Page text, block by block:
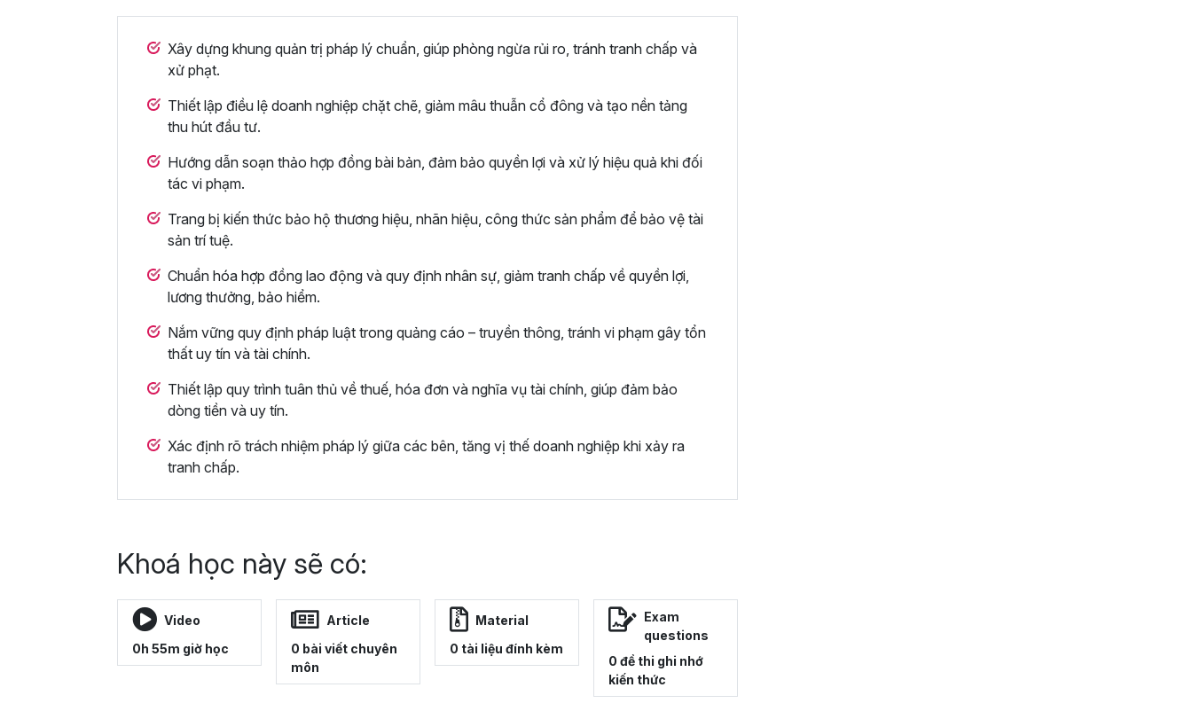
Xây dựng khung quản trị pháp lý chuẩn, giúp phòng ngừa rủi ro, tránh tranh chấp và
xử phạt.
Thiết lập điều lệ doanh nghiệp chặt chẽ, giảm mâu thuẫn cổ đông và tạo nền tảng
thu hút đầu tư.
Hướng dẫn soạn thảo hợp đồng bài bản, đảm bảo quyền lợi và xử lý hiệu quả khi đối
tác vi phạm.
Trang bị kiến thức bảo hộ thương hiệu, nhãn hiệu, công thức sản phẩm để bảo vệ tài
sản trí tuệ.
Chuẩn hóa hợp đồng lao động và quy định nhân sự, giảm tranh chấp về quyền lợi,
lương thưởng, bảo hiểm.
Nắm vững quy định pháp luật trong quảng cáo – truyền thông, tránh vi phạm gây tổn
thất uy tín và tài chính.
Thiết lập quy trình tuân thủ về thuế, hóa đơn và nghĩa vụ tài chính, giúp đảm bảo
dòng tiền và uy tín.
Xác định rõ trách nhiệm pháp lý giữa các bên, tăng vị thế doanh nghiệp khi xảy ra
tranh chấp.
Khoá học này sẽ có:
Video
0h 55m giờ học
Article
0 bài viết chuyên
môn
Material
0 tài liệu đính kèm
Exam
questions
0 đề thi ghi nhớ
kiến thức